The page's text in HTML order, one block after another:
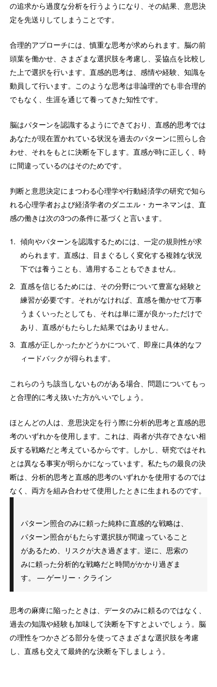
の追求から過度な分析を行うようになり、その結果、意思決
定を先送りしてしまうことです。
合理的アプローチには、慎重な思考が求められます。脳の前
頭葉を働かせ、さまざまな選択肢を考慮し、妥協点を比較し
た上で選択を行います。直感的思考は、感情や経験、知識を
動員して行います。このような思考は非論理的でも非合理的
でもなく、生涯を通じて養ってきた知性です。
脳はパターンを認識するようにできており、直感的思考では
あなたが現在置かれている状況を過去のパターンに照らし合
わせ、それをもとに決断を下します。直感が時に正しく、時
に間違っているのはそのためです。
判断と意思決定にまつわる心理学や行動経済学の研究で知ら
れる心理学者および経済学者のダニエル・カーネマンは、直
感の働きは次の3つの条件に基づくと言います。
傾向やパターンを認識するためには、一定の規則性が求
められます。直感は、目まぐるしく変化する複雑な状況
下では養うことも、適用することもできません。
直感を信じるためには、その分野について豊富な経験と
練習が必要です。それがなければ、直感を働かせて万事
うまくいったとしても、それは単に運が良かっただけで
あり、直感がもたらした結果ではありません。
直感が正しかったかどうかについて、即座に具体的なフ
ィードバックが得られます。
これらのうち該当しないものがある場合、問題についてもっ
と合理的に考え抜いた方がいいでしょう。
ほとんどの人は、意思決定を行う際に分析的思考と直感的思
考のいずれかを使用します。これは、両者が共存できない相
反する戦略だと考えているからです。しかし、研究ではそれ
とは異なる事実が明らかになっています。私たちの最良の決
断は、分析的思考と直感的思考のいずれかを使用するのでは
なく、両方を組み合わせて使用したときに生まれるのです。
パターン照合のみに頼った純粋に直感的な戦略は、
パターン照合がもたらす選択肢が間違っていること
があるため、リスクが大き過ぎます。逆に、思索の
みに頼った分析的な戦略だと時間がかかり過ぎま
す。 — ゲーリー・クライン
思考の麻痺に陥ったときは、データのみに頼るのではなく、
過去の知識や経験も加味して決断を下すとよいでしょう。脳
の理性をつかさどる部分を使ってさまざまな選択肢を考慮
し、直感も交えて最終的な決断を下しましょう。